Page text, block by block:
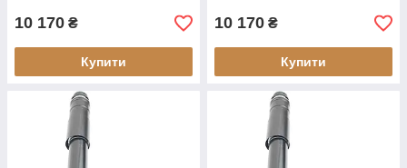
10 170 ₴
Купити
10 170 ₴
Купити